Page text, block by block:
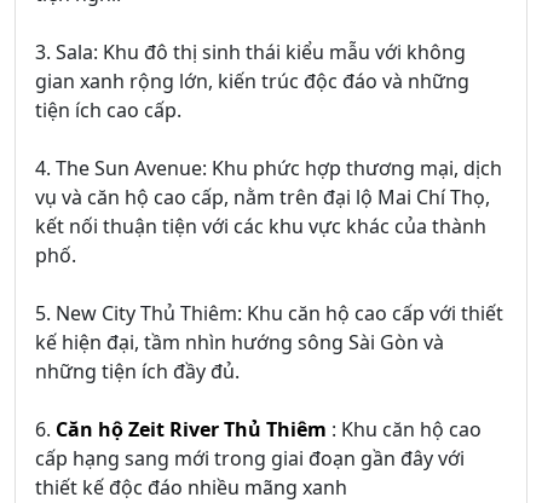
3. Sala: Khu đô thị sinh thái kiểu mẫu với không
gian xanh rộng lớn, kiến trúc độc đáo và những
tiện ích cao cấp.
4. The Sun Avenue: Khu phức hợp thương mại, dịch
vụ và căn hộ cao cấp, nằm trên đại lộ Mai Chí Thọ,
kết nối thuận tiện với các khu vực khác của thành
phố.
5. New City Thủ Thiêm: Khu căn hộ cao cấp với thiết
kế hiện đại, tầm nhìn hướng sông Sài Gòn và
những tiện ích đầy đủ.
6. Căn hộ Zeit River Thủ Thiêm : Khu căn hộ cao
cấp hạng sang mới trong giai đoạn gần đây với
thiết kế độc đáo nhiều mãng xanh